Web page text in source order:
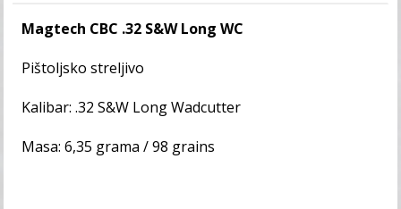
Magtech CBC .32 S&W Long WC
Pištoljsko streljivo
Kalibar: .32 S&W Long Wadcutter
Masa: 6,35 grama / 98 grains